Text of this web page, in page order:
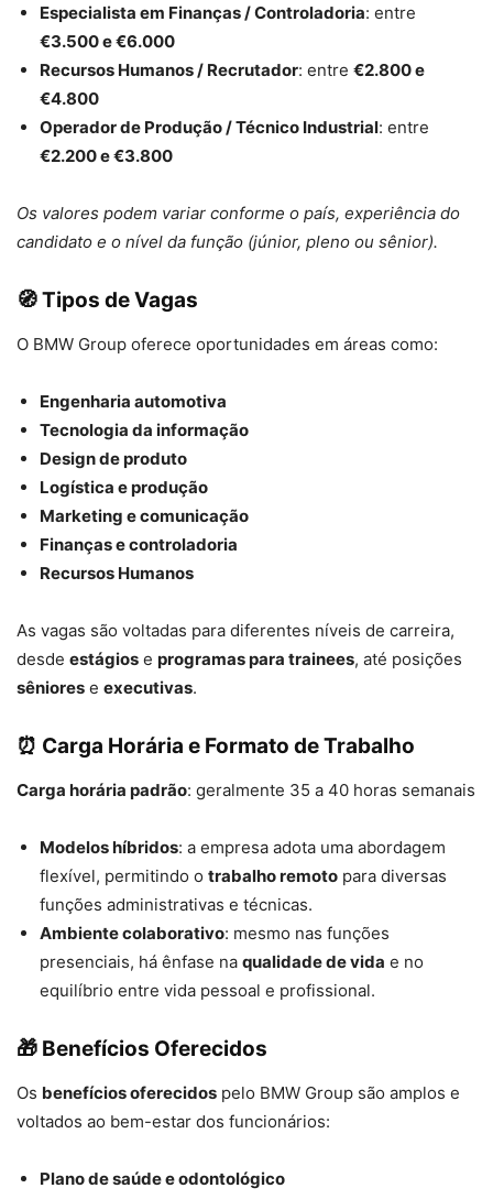
Especialista em Finanças / Controladoria: entre
€3.500 e €6.000
Recursos Humanos / Recrutador: entre €2.800 e
€4.800
Operador de Produção / Técnico Industrial: entre
€2.200 e €3.800
Os valores podem variar conforme o país, experiência do
candidato e o nível da função (júnior, pleno ou sênior).
🧭 Tipos de Vagas
O BMW Group oferece oportunidades em áreas como:
Engenharia automotiva
Tecnologia da informação
Design de produto
Logística e produção
Marketing e comunicação
Finanças e controladoria
Recursos Humanos
As vagas são voltadas para diferentes níveis de carreira,
desde estágios e programas para trainees, até posições
sêniores e executivas.
⏰ Carga Horária e Formato de Trabalho
Carga horária padrão: geralmente 35 a 40 horas semanais
Modelos híbridos: a empresa adota uma abordagem
flexível, permitindo o trabalho remoto para diversas
funções administrativas e técnicas.
Ambiente colaborativo: mesmo nas funções
presenciais, há ênfase na qualidade de vida e no
equilíbrio entre vida pessoal e profissional.
🎁 Benefícios Oferecidos
Os benefícios oferecidos pelo BMW Group são amplos e
voltados ao bem-estar dos funcionários:
Plano de saúde e odontológico